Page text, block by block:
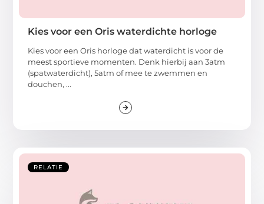
Kies voor een Oris waterdichte horloge
Kies voor een Oris horloge dat waterdicht is voor de
meest sportieve momenten. Denk hierbij aan 3atm
(spatwaterdicht), 5atm of mee te zwemmen en
douchen, ...
RELATIE